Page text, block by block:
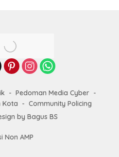
Pedoman Media Cyber
Kota
Community Policing
by Bagus BS
Non AMP